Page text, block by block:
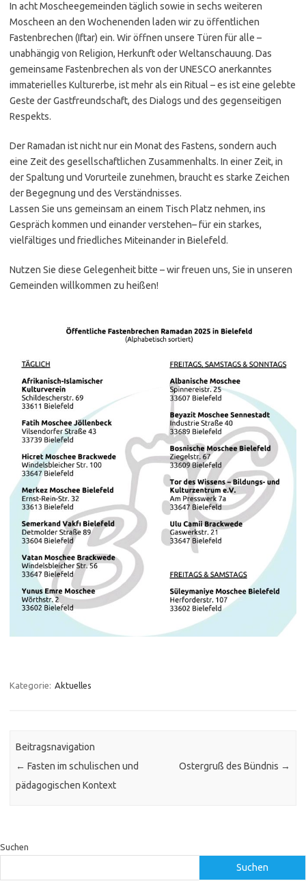
In acht Moscheegemeinden täglich sowie in sechs weiteren
Moscheen an den Wochenenden laden wir zu öffentlichen
Fastenbrechen (Iftar) ein. Wir öffnen unsere Türen für alle –
unabhängig von Religion, Herkunft oder Weltanschauung. Das
gemeinsame Fastenbrechen als von der UNESCO anerkanntes
immaterielles Kulturerbe, ist mehr als ein Ritual – es ist eine gelebte
Geste der Gastfreundschaft, des Dialogs und des gegenseitigen
Respekts.
Der Ramadan ist nicht nur ein Monat des Fastens, sondern auch
eine Zeit des gesellschaftlichen Zusammenhalts. In einer Zeit, in
der Spaltung und Vorurteile zunehmen, braucht es starke Zeichen
der Begegnung und des Verständnisses.
Lassen Sie uns gemeinsam an einem Tisch Platz nehmen, ins
Gespräch kommen und einander verstehen– für ein starkes,
vielfältiges und friedliches Miteinander in Bielefeld.
Nutzen Sie diese Gelegenheit bitte – wir freuen uns, Sie in unseren
Gemeinden willkommen zu heißen!
Kategorie: Aktuelles
Beitragsnavigation
← Fasten im schulischen und
pädagogischen Kontext
Ostergruß des Bündnis →
Suchen
Suchen